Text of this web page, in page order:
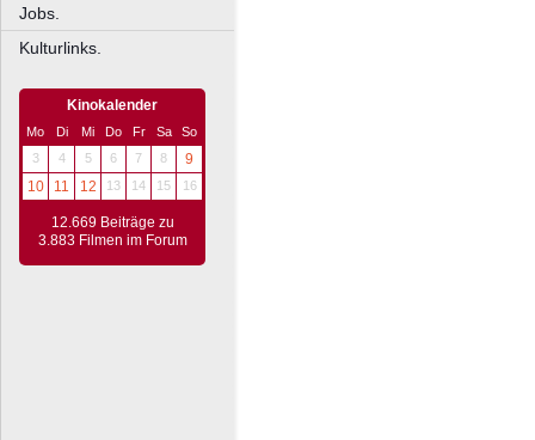
Jobs.
Kulturlinks.
Kinokalender
Mo Di Mi Do Fr Sa
So
3
4 5 6 7 8
9
10
11 12 13 14 15 16
12.669 Beiträge zu
3.883 Filmen im Forum